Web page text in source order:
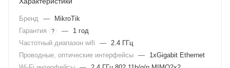
Бренд —
MikroTik
Гарантия
? —
1 год
Частотный диапазон wifi
— 2.4 ГГц
Проводные, оптические интерфейсы —
1xGigabit Ethernet